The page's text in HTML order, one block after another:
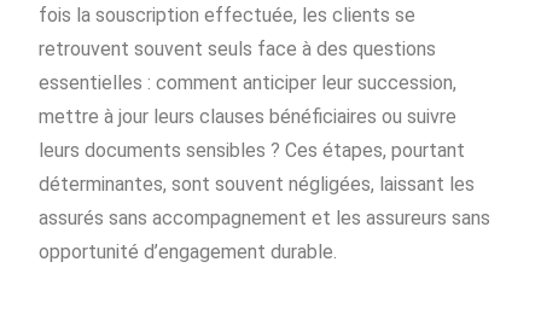
fois la souscription effectuée, les clients se
retrouvent souvent seuls face à des questions
essentielles : comment anticiper leur succession,
mettre à jour leurs clauses bénéficiaires ou suivre
leurs documents sensibles ? Ces étapes, pourtant
déterminantes, sont souvent négligées, laissant les
assurés sans accompagnement et les assureurs sans
opportunité d’engagement durable.